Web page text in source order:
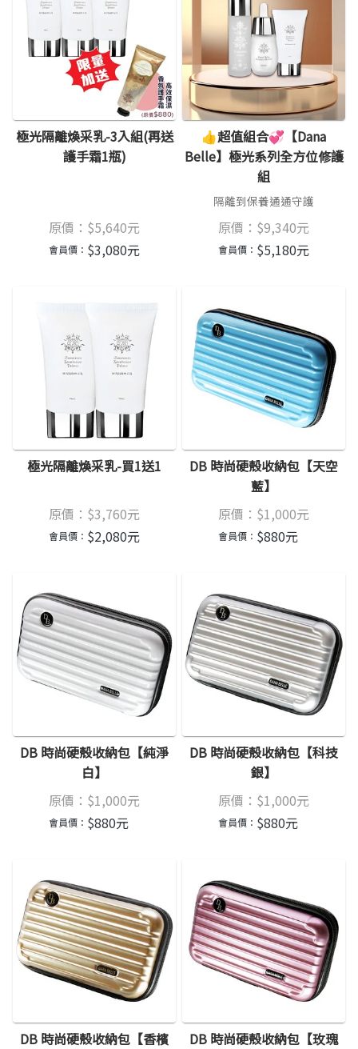
極光隔離煥采乳-3入組(再送
護手霜1瓶)
原價： $5,640元
會員價： $3,080元
👍超值組合💞【Dana
Belle】極光系列全方位修護
組
隔離到保養通通守護
原價： $9,340元
會員價： $5,180元
極光隔離煥采乳-買1送1
原價： $3,760元
會員價： $2,080元
DB 時尚硬殼收納包【天空
藍】
原價： $1,000元
會員價： $880元
DB 時尚硬殼收納包【純淨
白】
原價： $1,000元
會員價： $880元
DB 時尚硬殼收納包【科技
銀】
原價： $1,000元
會員價： $880元
DB 時尚硬殼收納包【香檳 DB 時尚硬殼收納包【玫瑰